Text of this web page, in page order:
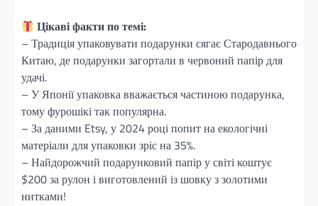
Цікаві факти по темі:
– Традиція упаковувати подарунки сягає Стародавнього
Китаю, де подарунки загортали в червоний папір для
удачі.
– У Японії упаковка вважається частиною подарунка,
тому фурошікі так популярна.
– За даними Etsy, у 2024 році попит на екологічні
матеріали для упаковки зріс на 35%.
– Найдорожчий подарунковий папір у світі коштує
$200 за рулон і виготовлений із шовку з золотими
нитками!